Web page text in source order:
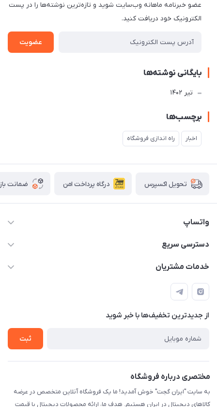
عضو خبرنامه ماهانه وب‌سایت شوید و تازه‌ترین نوشته‌ها را در پست
الکترونیک خود دریافت کنید.
عضویت
بایگانی نوشته‌ها
تير 1402
برچسب‌ها
اخبار راه اندازی فروشگاه
تحویل اکسپرس درگاه پرداخت امن ضمانت
واتساپ
09933276933 واتس اپ و اینستاگرام - فقط
دسترسی سریع
حساب کاربری
لیست محصولات
درباره ما
خدمات مشتریان
قوانین و مقررات
حریم خصوصی
راهنما
از جدید‌ترین تخفیف‌ها با‌ خبر شوید
ثبت
مختصری درباره فروشگاه
به سایت "ایران گجت" خوش آمدید! ما یک فروشگاه آنلاین متخصص در عرضه
کالاهای دیجیتال در ایران هستیم. هدف ما، ارائه محصولات دیجیتال با قیمت